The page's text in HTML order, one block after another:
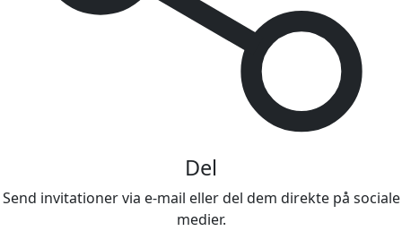
Del
Send invitationer via e-mail eller del dem direkte på sociale
medier.